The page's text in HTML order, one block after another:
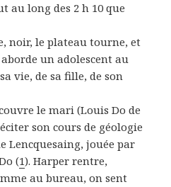
au long des 2 h 10 que
noir, le plateau tourne, et
un adolescent au
vie, de sa fille, de son
le mari (Louis Do de
son cours de géologie
Lencquesaing, jouée par
(1). Harper rentre,
au bureau, on sent